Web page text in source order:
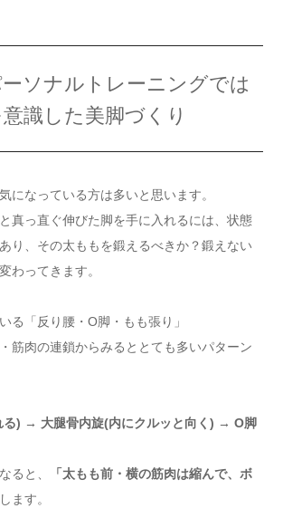
ソナルトレーニングでは
識した美脚づくり
になっている方は多いと思います。
真っ直ぐ伸びた脚を手に入れるには、状態
り、その太ももを鍛えるべきか？鍛えない
わってきます。
る「反り腰・O脚・もも張り」
筋肉の連鎖からみるととても多いパターン
る) → 大腿骨内旋(内にクルッと向く) → O脚
ると、
「太もも前・横の筋肉は縮んで、ボ
します。